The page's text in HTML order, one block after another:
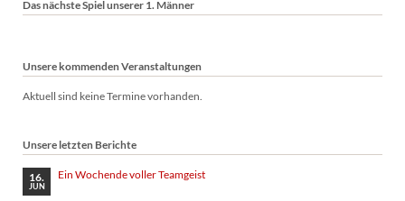
Das nächste Spiel unserer 1. Männer
Unsere kommenden Veranstaltungen
Aktuell sind keine Termine vorhanden.
Unsere letzten Berichte
16.
JUN
Ein Wochende voller Teamgeist